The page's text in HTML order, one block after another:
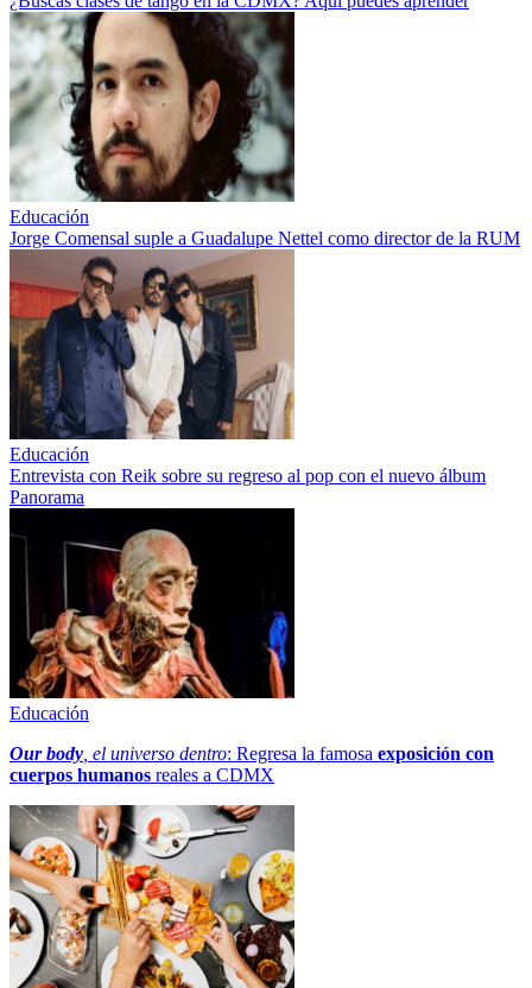
Educación
Jorge Comensal suple a Guadalupe Nettel como director de la RUM
Educación
Entrevista con Reik sobre su regreso al pop con el nuevo álbum
Panorama
Educación
Our body , el universo dentro: Regresa la famosa exposición con
cuerpos humanos reales a CDMX